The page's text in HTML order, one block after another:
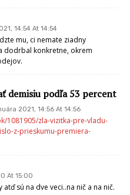
14:54 At 14:54
mu, ci nemate ziadny
dodrbal konkretne, okrem
demisiu podľa 53 percent
2021, 14:56 At 14:56
1081905/zla-vizitka-pre-vladu-
z-prieskumu-premiera-
At 15:00
sú na dve veci..na nič a na nič.